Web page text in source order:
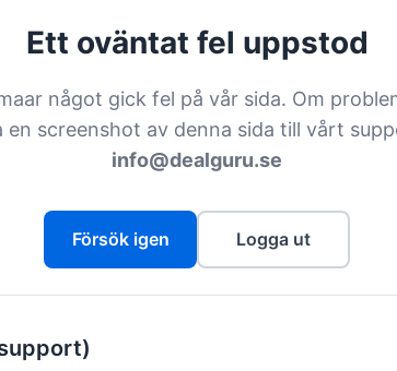
Ett oväntat fel uppstod
något gick fel på vår sida. Om
en screenshot av denna sida till vårt
info@dealguru.se
Försök igen Logga ut